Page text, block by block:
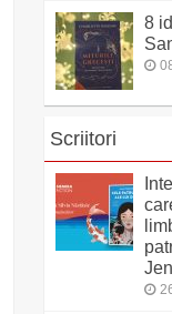
8
Scriitori